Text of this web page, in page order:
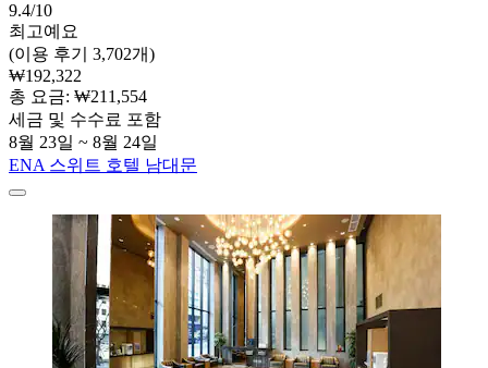
9.4/10
최고예요
(이용 후기 3,702개)
₩192,322
총 요금: ₩211,554
세금 및 수수료 포함
8월 23일 ~ 8월 24일
ENA 스위트 호텔 남대문